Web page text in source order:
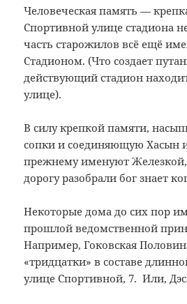
Человеческая память —
Спортивной улице стадиона
часть старожилов всё ещё
Стадионом. (Что создает
действующий стадион
улице).
В силу крепкой памяти,
сопки и соединяющую Хасын
прежнему именуют
дорогу разобрали бог знает
Некоторые дома до сих пор
прошлой ведомственной
Например, Гоковская
«тридцатки» в составе
улице Спортивной, 7. Или,